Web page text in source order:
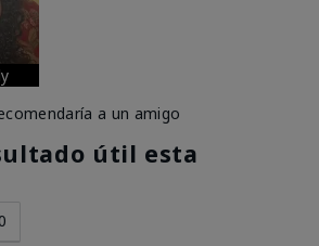
a un amigo
útil esta